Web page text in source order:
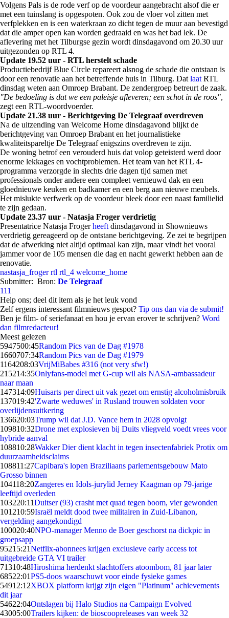
Volgens Pals is de rode verf op de voordeur aangebracht alsof die er
met een tuinslang is opgespoten. Ook zou de vloer vol zitten met
verfplekken en is een waterkraan zo dicht tegen de muur aan bevestigd
dat die amper open kan worden gedraaid en was het bad lek. De
aflevering met het Tilburgse gezin wordt dinsdagavond om 20.30 uur
uitgezonden op RTL 4.
Update 19.52 uur - RTL herstelt schade
Productiebedrijf Blue Circle repareert alsnog de schade die ontstaan is
door een renovatie aan het betreffende huis in Tilburg. Dat laat RTL
dinsdag weten aan Omroep Brabant. De zendergroep betreurt de zaak.
"De bedoeling is dat we een paleisje afleveren; een schot in de roos",
zegt een RTL-woordvoerder.
Update 21.38 uur - Berichtgeving De Telegraaf overdreven
Na de uitzending van Welcome Home dinsdagavond blijkt de
berichtgeving van Omroep Brabant en het journalistieke
kwaliteitspareltje De Telegraaf enigszins overdreven te zijn.
De woning betrof een verouderd huis dat volop geteisterd werd door
enorme lekkages en vochtproblemen. Het team van het RTL 4-
programma verzorgde in slechts drie dagen tijd samen met
professionals onder andere een compleet vernieuwd dak en een
gloednieuwe keuken en badkamer en een berg aan nieuwe meubels.
Het mislukte verfwerk op de voordeur bleek door een naast familielid
te zijn gedaan.
Update 23.37 uur - Natasja Froger verdrietig
Presentatrice Natasja Frogerheeft dinsdagavond in Shownieuws
verdrietig gereageerd op de ontstane berichtgeving. Ze zei te begrijpen
dat de afwerking niet altijd optimaal kan zijn, maar vindt het vooral
jammer voor de 105 mensen die dag en nacht gewerkt hebben aan de
renovatie.
nastasja_froger rtl rtl_4 welcome_home
Submitter: Bron: De Telegraaf
111
Help ons; deel dit item als je het leuk vond
Zelf ergens interessant filmnieuws gespot? Tip ons dan via de submit!
Ben je film- of seriefanaat en hou je ervan erover te schrijven? Word
dan filmredacteur!
Meest gelezen
5947500:45Random Pics van de Dag #1978
1660707:34Random Pics van de Dag #1979
1164208:03VrijMiBabes #316 (not very sfw!)
215214:35Onlyfans-model met G-cup wil als NASA-ambassadeur
naar maan
147314:09Huisarts per direct uit vak gezet om ernstig alcoholmisbruik
137019:42'Zwarte weduwes' in Rusland trouwen soldaten voor
overlijdensuitkering
136620:03Trump wil dat J.D. Vance hem in 2028 opvolgt
109810:32Drone met explosieven bij Duits vliegveld voedt vrees voor
hybride aanval
108810:28Wakker Dier dient klacht in tegen insectenfabriek Protix om
duurzaamheidsclaims
108811:27Capibara's lopen Braziliaans parlementsgebouw Mato
Grosso binnen
104118:20Zangeres en Idols-jurylid Jerney Kaagman op 79-jarige
leeftijd overleden
103220:11Duitser (93) crasht met quad tegen boom, vier gewonden
101210:59Israël meldt dood twee militairen in Zuid-Libanon,
vergelding aangekondigd
100020:40NPO-manager Menno de Boer geschorst na dickpic in
groepsapp
95215:21Netflix-abonnees krijgen exclusieve early access tot
uitgebreide GTA VI trailer
71310:48Hiroshima herdenkt slachtoffers atoombom, 81 jaar later
68522:01PS5-doos waarschuwt voor einde fysieke games
54912:12XBOX platform krijgt zijn eigen "Platinum" achievements
dit jaar
54622:04Ontslagen bij Halo Studios na Campaign Evolved
43005:00Trailers kijken: de bioscoopreleases van week 32